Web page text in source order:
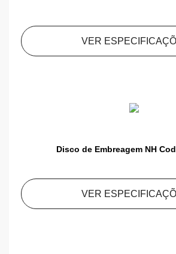
VER
Disco de Embreagem NH
VER